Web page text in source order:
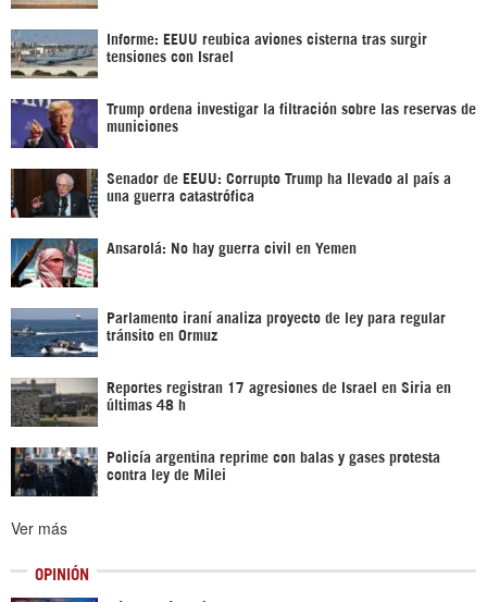
Informe: EEUU reubica aviones cisterna tras surgir
tensiones con Israel
Trump ordena investigar la filtración sobre las reservas de
municiones
Senador de EEUU: Corrupto Trump ha llevado al país a
una guerra catastrófica
Ansarolá: No hay guerra civil en Yemen
Parlamento iraní analiza proyecto de ley para regular
tránsito en Ormuz
Reportes registran 17 agresiones de Israel en Siria en
últimas 48 h
Policía argentina reprime con balas y gases protesta
contra ley de Milei
Ver más
OPINIÓN